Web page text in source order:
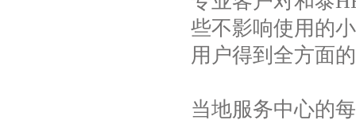
些不影响使用的
用户得到全方面
当地服务中心的